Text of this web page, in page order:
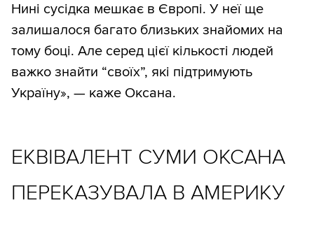
Нині сусідка мешкає в Європі. У неї ще
залишалося багато близьких знайомих на
тому боці. Але серед цієї кількості людей
важко знайти “своїх”, які підтримують
Україну», — каже Оксана.
ЕКВІВАЛЕНТ СУМИ ОКСАНА
ПЕРЕКАЗУВАЛА В АМЕРИКУ